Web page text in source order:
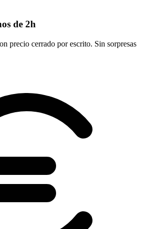
de 2h
precio cerrado por escrito. Sin sorpresas